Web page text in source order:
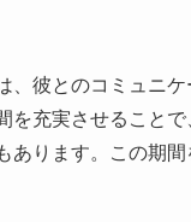
、彼とのコミュニ
を充実させること
あります。この期